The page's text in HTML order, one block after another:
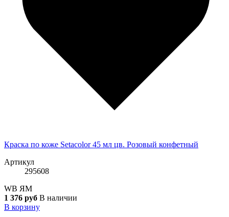
Краска по коже Setacolor 45 мл цв. Розовый конфетный
Артикул
295608
WB ЯМ
1 376 руб В наличии
В корзину